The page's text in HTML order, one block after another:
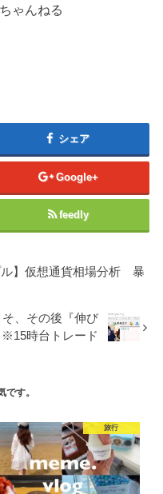
ゃんねる
シェア
Google+
feedly
ル】仮想通貨相場分析 暴
そ、その後『伸び
※15時台トレード
です。
旅行